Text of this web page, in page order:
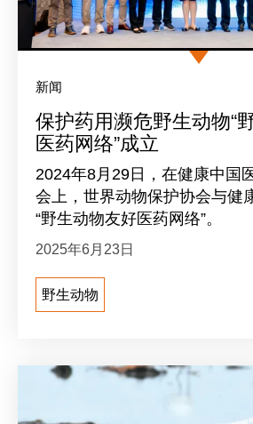
保护药用濒危野生动物“
医药网络”成立
新闻
2025年6月23日
2024年8月29日，在健康中国
会上，世界动物保护协会与健
“野生动物友好医药网络”。
野生动物